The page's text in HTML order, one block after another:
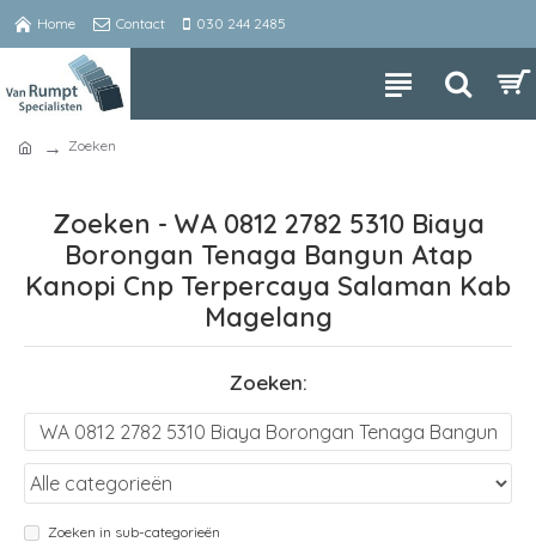
Home Contact 030 244 2485
Zoeken
Zoeken - WA 0812 2782 5310 Biaya
Borongan Tenaga Bangun Atap
Kanopi Cnp Terpercaya Salaman Kab
Magelang
Zoeken:
Zoeken in sub-categorieën